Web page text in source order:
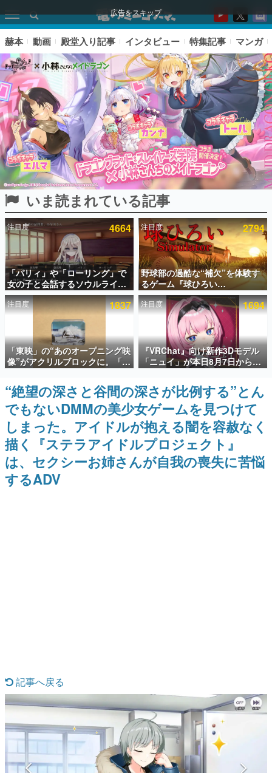
広告をスキップ
ピックアップ
電ファミのいま読まれている記事ランキング
アプリセール情報
インタビュー
連載・特集一覧
殿堂入り記事
SNS拡散数が数千以上！ ページビュー数万以上！ などな
ど。多くの人々に読まれた、電ファミ渾身の“殿堂入り”記
事をまとめました。
ゲームの企画書
名作ゲームクリエイターの方々に製作時のエピソードをお
聞きし、ヒットする企画（ゲーム）とは何か？を探ってい
赫本
この物語を解いてはいけない。『赫本』は、〈試験問題〉
の形をした短編ホラー小説集です。
具体的な形から解き明かしていく、硬派で骨太な評論連載
です。
ゲームが変えた日本語
「経験値」「裏技」「ラスボス」… ゲームにまつわる言葉
の起源や用法の変遷を、コンピューター文化史研究家・タ
イニーP氏が徹底調査。
赫本 動画 殿堂入り記事 インタビュー 特集記事 マンガ
いま読まれている記事
注目度 4664
「パリィ」や「ローリング」で
女の子と会話するソウルライク
恋愛ゲーム『小早川さんはソウ
ルライク』無料公開。返事に失
敗すると「YOU DIED」
注目度 2794
野球部の過酷な“補欠”を体験す
るゲーム『球ひろい
Simulator』が「1件」のウィッ
シュリストをもとにチェコ語に
対応しSNSで話題に。『キング
ダム・カム』開発元やチェコの
プロ野球選手から称賛の声
注目度 1837
「東映」の“あのオープニング映
像”がアクリルブロックに。「東
映ヒストリカル グッズコレクシ
ョン」が8月下旬より発売
注目度 1694
『VRChat』向け新作3Dモデル
「ニュイ」が本日8月7日から
BOOTHにて発売。瞳に光る星
や感情豊かな表情が、小悪魔か
わいい
“絶望の深さと谷間の深さが比例する”とん
でもないDMMの美少女ゲームを見つけて
しまった。アイドルが抱える闇を容赦なく
描く『ステラアイドルプロジェクト』
は、セクシーお姉さんが自我の喪失に苦悩
するADV
記事へ戻る